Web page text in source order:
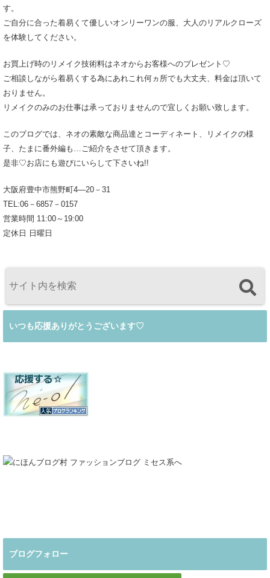
す。
ご自分に合った着易くて優しいオンリーワンの服、大人のリアルクローズ
を体験してください。
お買上げ時のリメイク技術料はネオからお客様へのプレゼント♡
ご相談しながら着易くする為にあれこれ何ヵ所でも大丈夫、料金は頂いて
おりません。
リメイクのみのお仕事は承っておりませんので宜しくお願い致します。
このブログでは、ネオの素敵な商品達とコーディネート、リメイクの様
子、たまに番外編も…ご紹介をさせて頂きます。
是非♡お店にも遊びにいらして下さいね!!
大阪府豊中市熊野町4―20－31
TEL:06－6857－0157
営業時間 11:00～19:00
定休日 日曜日
いつも応援ありがとうございます♡
ブログフォロー